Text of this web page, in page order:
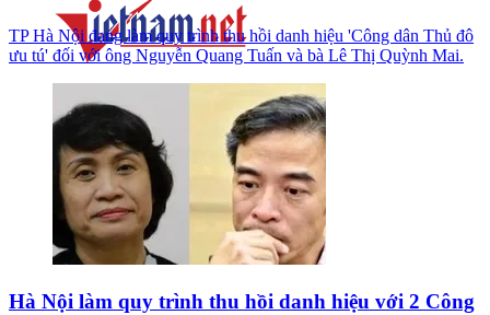
TP Hà Nội đang làm quy trình thu hồi danh hiệu 'Công dân Thủ đô
ưu tú' đối với ông Nguyễn Quang Tuấn và bà Lê Thị Quỳnh Mai.
Hà Nội làm quy trình thu hồi danh hiệu với 2 Công